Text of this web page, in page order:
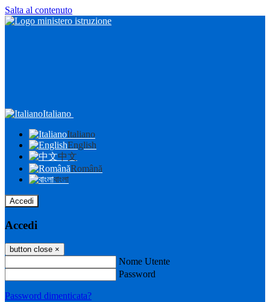
Salta al contenuto
Italiano
Italiano
English
中文
Română
বাংলা
Accedi
Accedi
button close ×
Nome Utente
Password
Password dimenticata?